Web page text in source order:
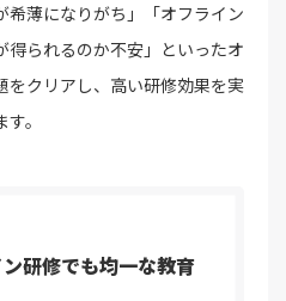
希薄になりがち」「オフライン
得られるのか不安」といったオ
をクリアし、高い研修効果を実
。
研修でも均一な教育